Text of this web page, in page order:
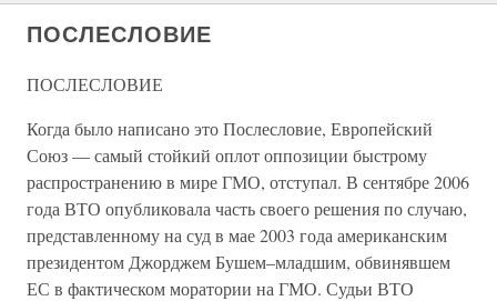
ПОСЛЕСЛОВИЕ
ПОСЛЕСЛОВИЕ
Когда было написано это Послесловие, Европейский
Союз — самый стойкий оплот оппозиции быстрому
распространению в мире ГМО, отступал. В сентябре 2006
года ВТО опубликовала часть своего решения по случаю,
представленному на суд в мае 2003 года американским
президентом Джорджем Бушем–младшим, обвинявшем
ЕС в фактическом моратории на ГМО. Судьи ВТО